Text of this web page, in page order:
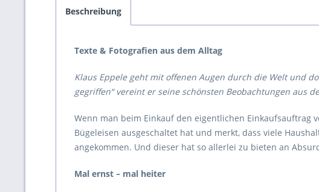
Beschreibung
Texte & Fotografien aus dem Alltag
Klaus Eppele geht mit offenen Augen durch die Welt und
gegriffen“ vereint er seine schönsten Beobachtungen aus
Wenn man beim Einkauf den eigentlichen Einkaufsauftrag
Bügeleisen ausgeschaltet hat und merkt, dass viele
angekommen. Und dieser hat so allerlei zu bieten an
Mal ernst – mal heiter